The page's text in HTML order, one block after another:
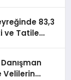
83,3
ve Tatile
Velilerin